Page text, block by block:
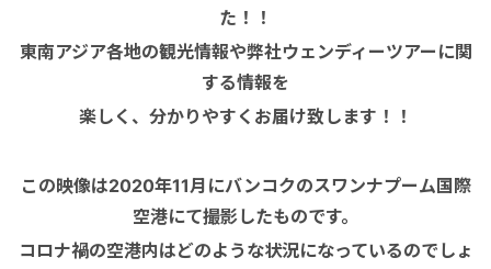
た！！
東南アジア各地の観光情報や弊社ウェンディーツアーに関
する情報を
楽しく、分かりやすくお届け致します！！
この映像は2020年11月にバンコクのスワンナプーム国際
空港にて撮影したものです。
コロナ禍の空港内はどのような状況になっているのでしょ